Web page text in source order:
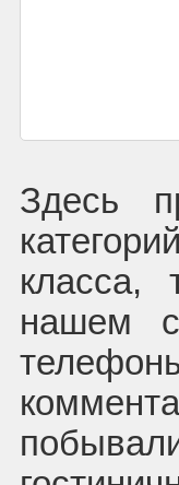
Здесь
класса,
нашем